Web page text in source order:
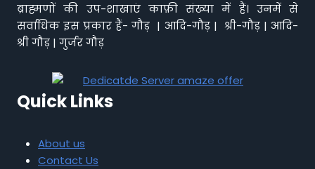
ब्राह्मणों की उप-शाखाएं काफ़ी संख्या में हैं। उनमें से
सर्वाधिक इस प्रकार हैं- गौड़ | आदि-गौड़ | श्री-गौड़ | आदि-
श्री गौड़ | गुर्जर गौड़
Quick Links
About us
Contact Us